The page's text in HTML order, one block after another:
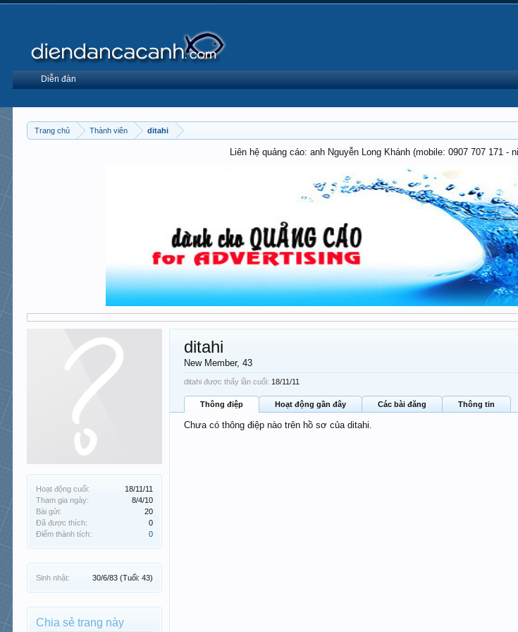
Trang chủ Thành viên ditahi
Liên hệ quảng cáo: anh Nguyễn Long Khánh (mobile: 0907 707 171 -
Hoạt động cuối:
18/11/11
Tham gia ngày:
8/4/10
Bài gửi:
20
Đã được thích:
0
Điểm thành tích:
0
Sinh nhật: 30/6/83 (Tuổi: 43)
Chia sẻ trang này
ditahi
New Member, 43
ditahi được thấy lần cuối: 18/11/11
Thông điệp Hoạt động gần đây Các bài đăng Thông tin
Chưa có thông điệp nào trên hồ sơ của ditahi.
Diễn đàn